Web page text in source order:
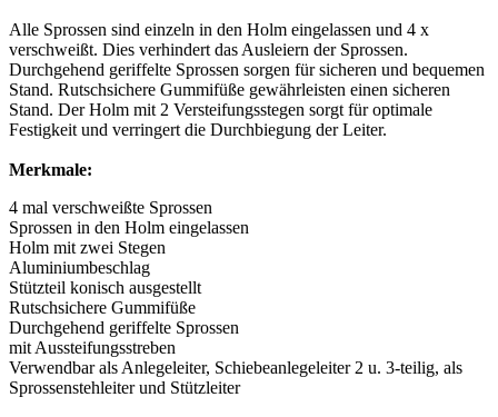
Alle Sprossen sind einzeln in den Holm eingelassen und 4 x
verschweißt. Dies verhindert das Ausleiern der Sprossen.
Durchgehend geriffelte Sprossen sorgen für sicheren und bequemen
Stand. Rutschsichere Gummifüße gewährleisten einen sicheren
Stand. Der Holm mit 2 Versteifungsstegen sorgt für optimale
Festigkeit und verringert die Durchbiegung der Leiter.
Merkmale:
4 mal verschweißte Sprossen
Sprossen in den Holm eingelassen
Holm mit zwei Stegen
Aluminiumbeschlag
Stützteil konisch ausgestellt
Rutschsichere Gummifüße
Durchgehend geriffelte Sprossen
mit Aussteifungsstreben
Verwendbar als Anlegeleiter, Schiebeanlegeleiter 2 u. 3-teilig, als
Sprossenstehleiter und Stützleiter